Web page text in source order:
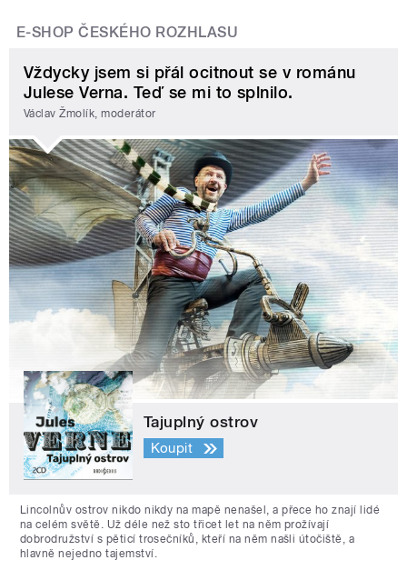
E-SHOP ČESKÉHO ROZHLASU
Vždycky jsem si přál ocitnout se v románu
Julese Verna. Teď se mi to splnilo.
Václav Žmolík, moderátor
Tajuplný ostrov
Koupit
Lincolnův ostrov nikdo nikdy na mapě nenašel, a přece ho znají lidé
na celém světě. Už déle než sto třicet let na něm prožívají
dobrodružství s pěticí trosečníků, kteří na něm našli útočiště, a
hlavně nejedno tajemství.